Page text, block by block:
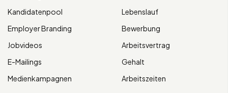
Kandidatenpool
Employer Branding
Jobvideos
E-Mailings
Medienkampagnen
Lebenslauf
Bewerbung
Arbeitsvertrag
Gehalt
Arbeitszeiten